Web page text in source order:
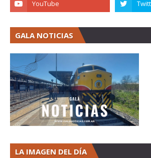
GALA NOTICIAS
LA IMAGEN DEL DÍA